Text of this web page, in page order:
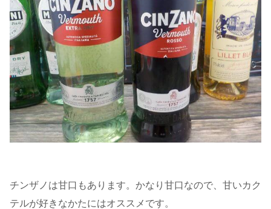
チンザノは甘口もあります。かなり甘口なので、甘いカク
テルが好きなかたにはオススメです。